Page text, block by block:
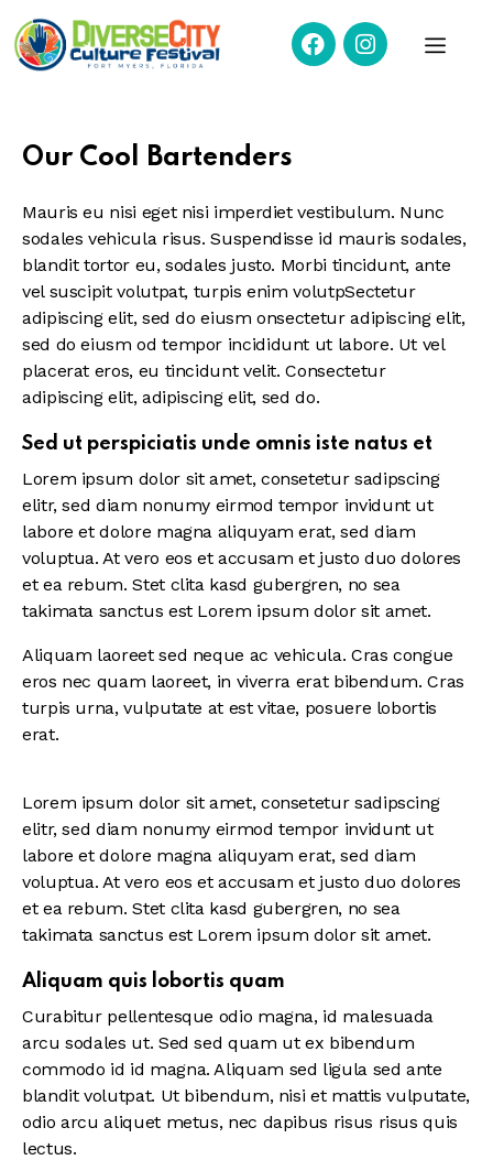
Our Cool Bartenders
Mauris eu nisi eget nisi imperdiet vestibulum. Nunc
sodales vehicula risus. Suspendisse id mauris sodales,
blandit tortor eu, sodales justo. Morbi tincidunt, ante
vel suscipit volutpat, turpis enim volutpSectetur
adipiscing elit, sed do eiusm onsectetur adipiscing elit,
sed do eiusm od tempor incididunt ut labore. Ut vel
placerat eros, eu tincidunt velit. Consectetur
adipiscing elit, adipiscing elit, sed do.
Sed ut perspiciatis unde omnis iste natus et
Lorem ipsum dolor sit amet, consetetur sadipscing
elitr, sed diam nonumy eirmod tempor invidunt ut
labore et dolore magna aliquyam erat, sed diam
voluptua. At vero eos et accusam et justo duo dolores
et ea rebum. Stet clita kasd gubergren, no sea
takimata sanctus est Lorem ipsum dolor sit amet.
Aliquam laoreet sed neque ac vehicula. Cras congue
eros nec quam laoreet, in viverra erat bibendum. Cras
turpis urna, vulputate at est vitae, posuere lobortis
erat.
Lorem ipsum dolor sit amet, consetetur sadipscing
elitr, sed diam nonumy eirmod tempor invidunt ut
labore et dolore magna aliquyam erat, sed diam
voluptua. At vero eos et accusam et justo duo dolores
et ea rebum. Stet clita kasd gubergren, no sea
takimata sanctus est Lorem ipsum dolor sit amet.
Aliquam quis lobortis quam
Curabitur pellentesque odio magna, id malesuada
arcu sodales ut. Sed sed quam ut ex bibendum
commodo id id magna. Aliquam sed ligula sed ante
blandit volutpat. Ut bibendum, nisi et mattis vulputate,
odio arcu aliquet metus, nec dapibus risus risus quis
lectus.